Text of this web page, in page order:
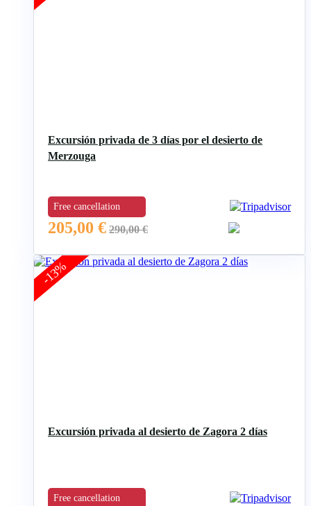
Excursión privada de 3 días por el desierto de
Merzouga
Free cancellation
205,00 € 290,00€
-13%
Excursión privada al desierto de Zagora 2 días
Free cancellation